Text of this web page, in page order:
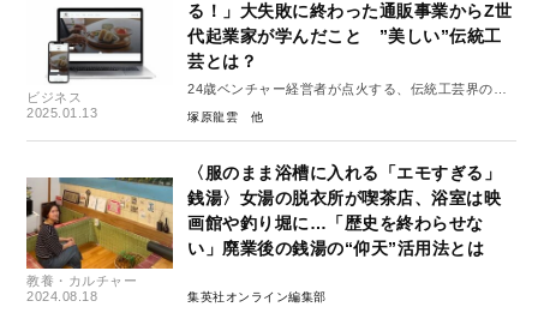
ビジネス
2025.01.13
る！」大失敗に終わった通販事業からZ世
代起業家が学んだこと ”美しい”伝統工
芸とは？
24歳ベンチャー経営者が点火する、伝統工芸界の新
しいムーブメント 第3回
塚原龍雲
教養・カルチャー
2024.08.18
〈服のまま浴槽に入れる「エモすぎる」
銭湯〉女湯の脱衣所が喫茶店、浴室は映
画館や釣り堀に…「歴史を終わらせな
い」廃業後の銭湯の“仰天”活用法とは
集英社オンライン編集部